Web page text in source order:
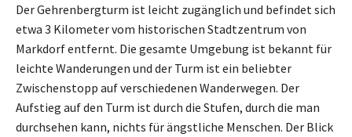
Der Gehrenbergturm ist leicht zugänglich und befindet sich
etwa 3 Kilometer vom historischen Stadtzentrum von
Markdorf entfernt. Die gesamte Umgebung ist bekannt für
leichte Wanderungen und der Turm ist ein beliebter
Zwischenstopp auf verschiedenen Wanderwegen. Der
Aufstieg auf den Turm ist durch die Stufen, durch die man
durchsehen kann, nichts für ängstliche Menschen. Der Blick